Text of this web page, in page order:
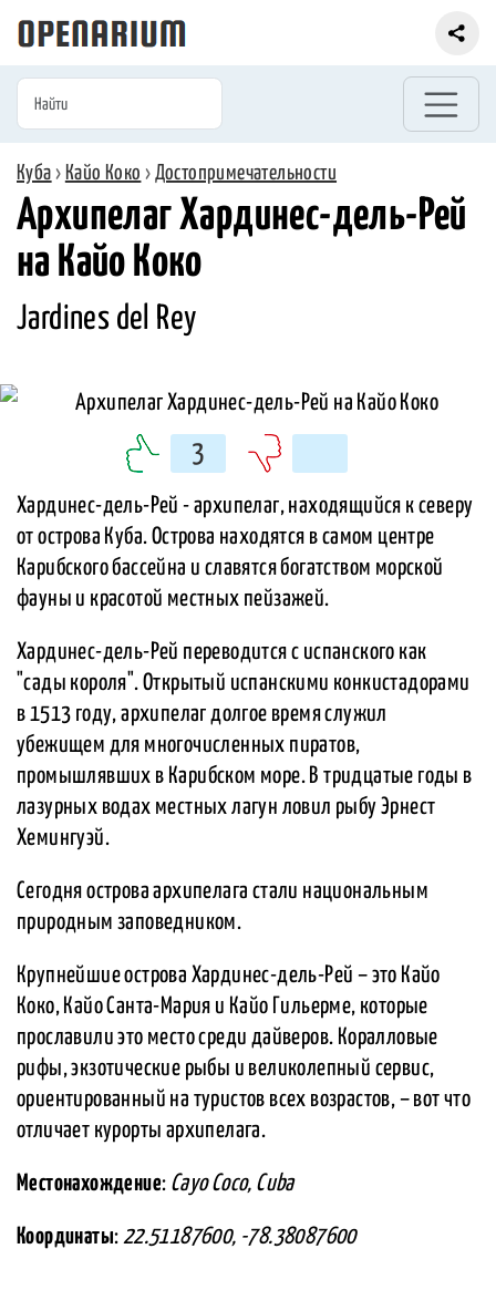
Куба › Кайо Коко › Достопримечательности
Архипелаг Хардинес-дель-Рей
на Кайо Коко
Jardines del Rey
3
Хардинес-дель-Рей - архипелаг, находящийся к северу
от острова Куба. Острова находятся в самом центре
Карибского бассейна и славятся богатством морской
фауны и красотой местных пейзажей.
Хардинес-дель-Рей переводится с испанского как
"сады короля". Открытый испанскими конкистадорами
в 1513 году, архипелаг долгое время служил
убежищем для многочисленных пиратов,
промышлявших в Карибском море. В тридцатые годы в
лазурных водах местных лагун ловил рыбу Эрнест
Хемингуэй.
Сегодня острова архипелага стали национальным
природным заповедником.
Крупнейшие острова Хардинес-дель-Рей – это Кайо
Коко, Кайо Санта-Мария и Кайо Гильерме, которые
прославили это место среди дайверов. Коралловые
рифы, экзотические рыбы и великолепный сервис,
ориентированный на туристов всех возрастов, – вот что
отличает курорты архипелага.
Местонахождение: Cayo Coco, Cuba
Координаты: 22.51187600, -78.38087600